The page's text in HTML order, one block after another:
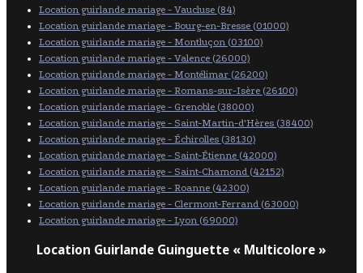
Location guirlande mariage - Vaucluse (84)
Location guirlande mariage - Bourg-en-Bresse (01000)
Location guirlande mariage - Montluçon (03100)
Location guirlande mariage - Valence (26000)
Location guirlande mariage - Montélimar (26200)
Location guirlande mariage - Romans-sur-Isère (26100)
Location guirlande mariage - Grenoble (38000)
Location guirlande mariage - Saint-Martin-d'Hères (38400)
Location guirlande mariage - Échirolles (38130)
Location guirlande mariage - Saint-Étienne (42000)
Location guirlande mariage - Saint-Chamond (42152)
Location guirlande mariage - Roanne (42300)
Location guirlande mariage - Clermont-Ferrand (63000)
Location guirlande mariage - Lyon (69000)
Location Guirlande Guinguette « Multicolore »